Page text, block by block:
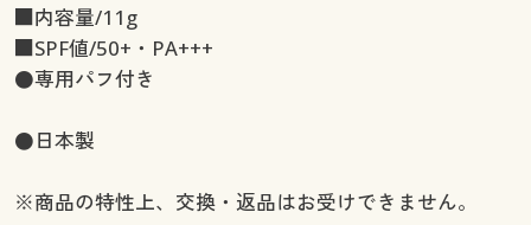
■内容量/11g
■SPF値/50+・PA+++
●専用パフ付き
●日本製
※商品の特性上、交換・返品はお受けできません。